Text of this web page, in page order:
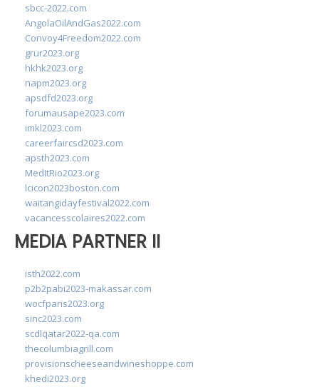
sbcc-2022.com
AngolaOilAndGas2022.com
Convoy4Freedom2022.com
grur2023.org
hkhk2023.org
napm2023.org
apsdfd2023.org
forumausape2023.com
imkl2023.com
careerfaircsd2023.com
apsth2023.com
MedItRio2023.org
lcicon2023boston.com
waitangidayfestival2022.com
vacancesscolaires2022.com
MEDIA PARTNER II
isth2022.com
p2b2pabi2023-makassar.com
wocfparis2023.org
sinc2023.com
scdlqatar2022-qa.com
thecolumbiagrill.com
provisionscheeseandwineshoppe.com
khedi2023.org